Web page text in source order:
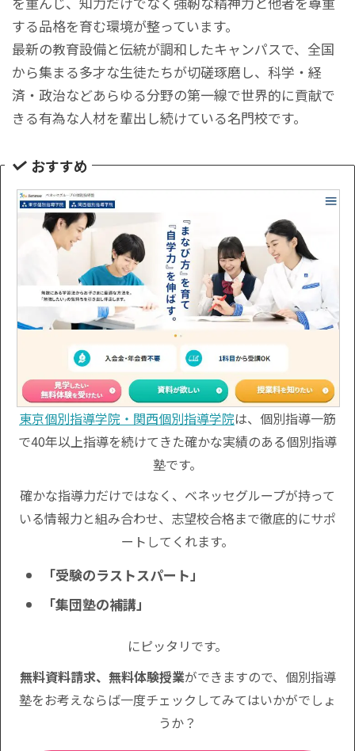
する品格を育む環境が整っています。
最新の教育設備と伝統が調和したキャンパスで、全国
から集まる多才な生徒たちが切磋琢磨し、科学・経
済・政治などあらゆる分野の第一線で世界的に貢献で
きる有為な人材を輩出し続けている名門校です。
おすすめ
東京個別指導学院・関西個別指導学院は、個別指導一筋
で40年以上指導を続けてきた確かな実績のある個別指導
塾です。
確かな指導力だけではなく、ベネッセグループが持って
いる情報力と組み合わせ、志望校合格まで徹底的にサポ
ートしてくれます。
「受験のラストスパート」
「集団塾の補講」
にピッタリです。
無料資料請求、無料体験授業ができますので、個別指導
塾をお考えならば一度チェックしてみてはいかがでしょ
うか？